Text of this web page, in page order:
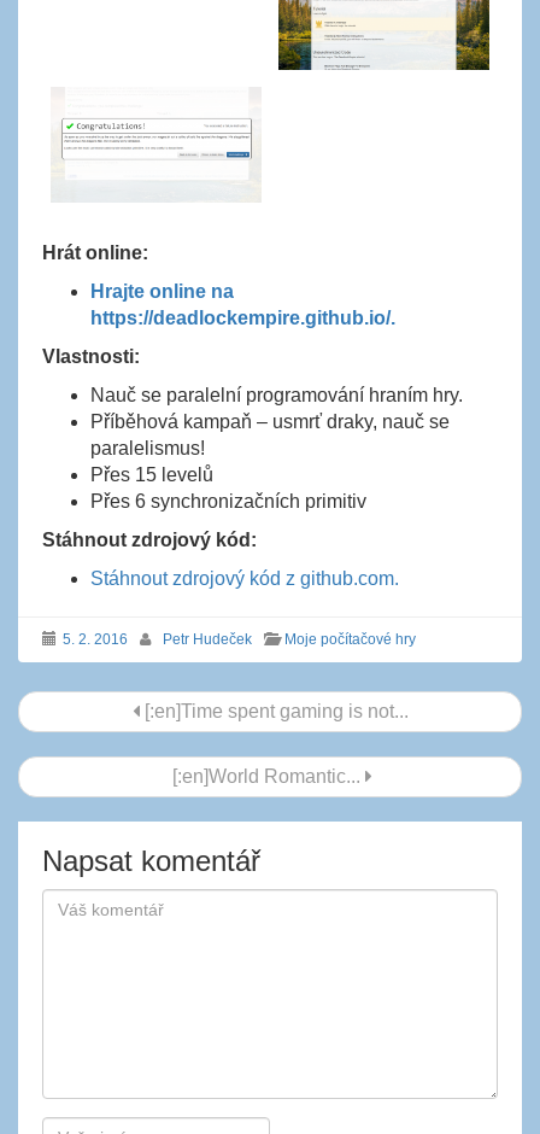
Hrát online:
Hrajte online na
https://deadlockempire.github.io/.
Vlastnosti:
Nauč se paralelní programování hraním hry.
Příběhová kampaň – usmrť draky, nauč se
paralelismus!
Přes 15 levelů
Přes 6 synchronizačních primitiv
Stáhnout zdrojový kód:
Stáhnout zdrojový kód z github.com.
5. 2. 2016 Petr Hudeček Moje počítačové hry
Navigace
příspěvku
[:en]Time spent gaming is not...
[:en]World Romantic...
Napsat komentář
Autor